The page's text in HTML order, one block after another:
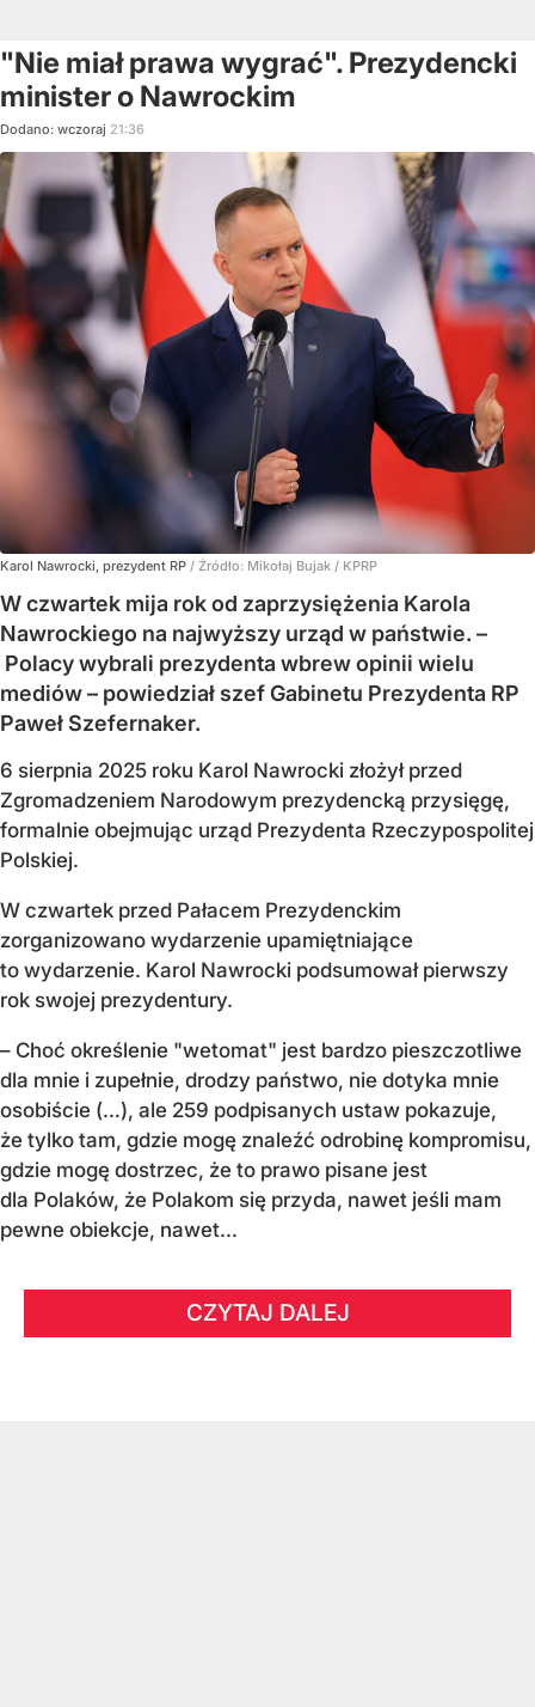
"Nie miał prawa wygrać". Prezydencki
minister o Nawrockim
Dodano: wczoraj 21:36
Karol Nawrocki, prezydent RP / Źródło: Mikołaj Bujak / KPRP
W czwartek mija rok od zaprzysiężenia Karola
Nawrockiego na najwyższy urząd w państwie. –
Polacy wybrali prezydenta wbrew opinii wielu
mediów – powiedział szef Gabinetu Prezydenta RP
Paweł Szefernaker.
6 sierpnia 2025 roku Karol Nawrocki złożył przed
Zgromadzeniem Narodowym prezydencką przysięgę,
formalnie obejmując urząd Prezydenta Rzeczypospolitej
Polskiej.
W czwartek przed Pałacem Prezydenckim
zorganizowano wydarzenie upamiętniające
to wydarzenie. Karol Nawrocki podsumował pierwszy
rok swojej prezydentury.
– Choć określenie "wetomat" jest bardzo pieszczotliwe
dla mnie i zupełnie, drodzy państwo, nie dotyka mnie
osobiście (…), ale 259 podpisanych ustaw pokazuje,
że tylko tam, gdzie mogę znaleźć odrobinę kompromisu,
gdzie mogę dostrzec, że to prawo pisane jest
dla Polaków, że Polakom się przyda, nawet jeśli mam
pewne obiekcje, nawet...
CZYTAJ DALEJ